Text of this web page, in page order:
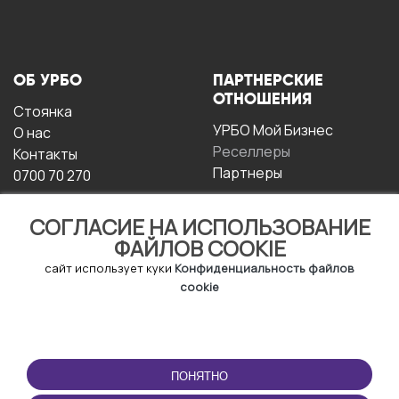
СОГЛАСИЕ НА ИСПОЛЬЗОВАНИЕ
ФАЙЛОВ COOKIE
сайт использует куки Конфиденциальность файлов
cookie
ПОНЯТНО
ОБ УРБО
Стоянка
О нас
Контакты
0700 70 270
ПАРТНЕРСКИЕ
ОТНОШЕНИЯ
УРБО Мой Бизнес
Реселлеры
Партнеры
ЭКСПЛУАТАЦИИ
Условия и положения
ПРИЛОЖЕНИЕ